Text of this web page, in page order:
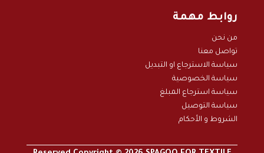
روابط مهمة
من نحن
تواصل معنا
سياسة الاسترجاع او التبديل
سياسة الخصوصية
سياسة استرجاع المبلغ
سياسة التوصيل
الشروط و الأحكام